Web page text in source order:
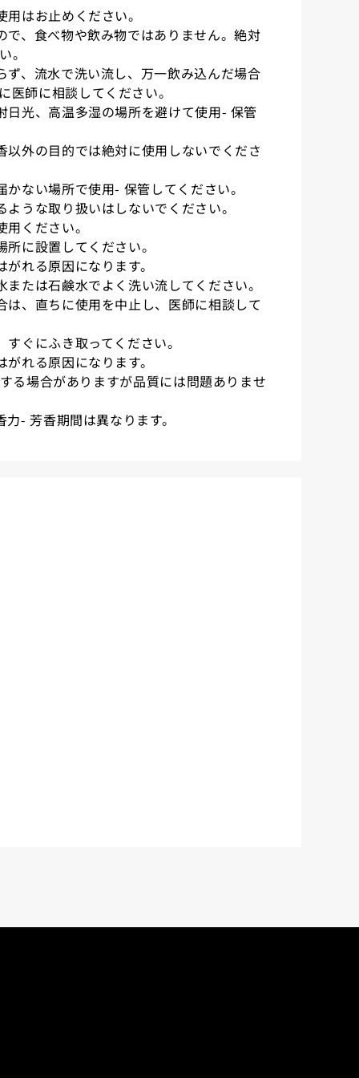
はお止めください。
で、食べ物や飲み物ではありません。絶対
。
ず、流水で洗い流し、万一飲み込んだ場合
医師に相談してください。
日光、高温多湿の場所を避けて使用- 保管
以外の目的では絶対に使用しないでくださ
ない場所で使用- 保管してください。
うな取り扱いはしないでください。
ください。
に設置してください。
れる原因になります。
たは石鹸水でよく洗い流してください。
は、直ちに使用を中止し、医師に相談して
ぐにふき取ってください。
れる原因になります。
る場合がありますが品質には問題ありませ
- 芳香期間は異なります。